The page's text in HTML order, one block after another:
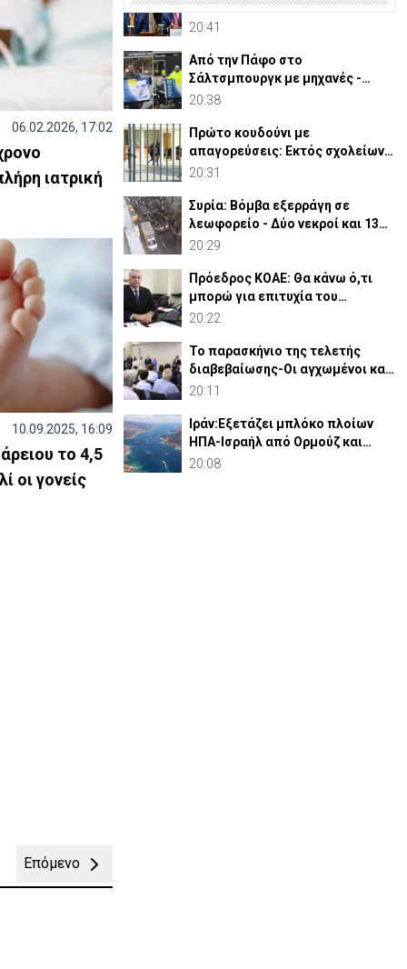
06.02.2026, 17:02
ιατρική
10.09.2025, 16:09
το 4,5
οι γονείς
Επόμενο
ικανοποιημένος από το έργο του
Χέγκσεθ στο Υπ. Άμυνας
20:41
Από την Πάφο στο
Σάλτσμπουργκ με μηχανές -
6.000 χιλιόμετρα για την ομάδα
20:38
Πρώτο κουδούνι με
απαγορεύσεις: Εκτός σχολείων
εμβλήματα κομμάτων και
20:31
Συρία: Βόμβα εξερράγη σε
λεωφορείο - Δύο νεκροί και 13
τραυματίες (ΒΙΝΤΕΟ)
20:29
Πρόεδρος ΚΟΑΕ: Θα κάνω ό,τι
μπορώ για επιτυχία του
Οργανισμού
20:22
Το παρασκήνιο της τελετής
διαβεβαίωσης-Οι αγχωμένοι και
οι πιο.. χαλαροί (vid)
20:11
Ιράν:Εξετάζει μπλόκο πλοίων
ΗΠΑ-Ισραήλ από Ορμούζ και
πρόστιμα 20% του φορτίου
20:08